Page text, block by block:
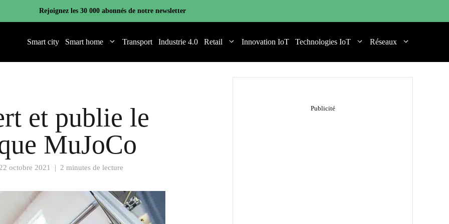
Rejoignez les 30 000 abonnés de notre newsletter
Smart city Smart home Transport Industrie 4.0 Retail Innovation IoT Technologies IoT Réseaux
et publie le
MuJoCo
22 octobre 2021 | 2 minutes de lecture